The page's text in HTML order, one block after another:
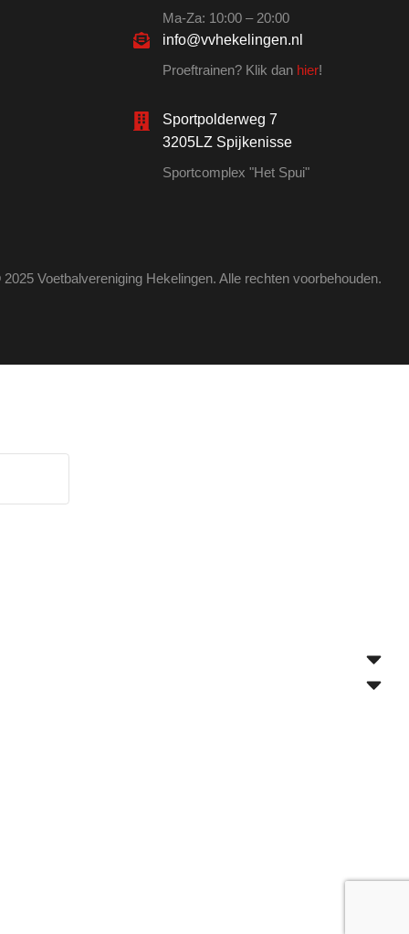
Ma-Za: 10:00 – 20:00
info@vvhekelingen.nl
Proeftrainen? Klik dan hier!
Sportpolderweg 7
3205LZ Spijkenisse
Sportcomplex "Het Spui"
Voetbalvereniging Hekelingen. Alle rechten voorbehouden.